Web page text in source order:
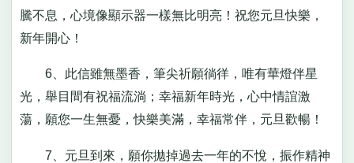
騰不息，心境像顯示器一樣無比明亮！祝您元旦快樂，
新年開心！
6、此信雖無墨香，筆尖祈願徜徉，唯有華燈伴星
光，舉目間有祝福流淌；幸福新年時光，心中情誼激
蕩，願您一生無憂，快樂美滿，幸福常伴，元旦歡暢！
7、元旦到來，願你拋掉過去一年的不悅，振作精神